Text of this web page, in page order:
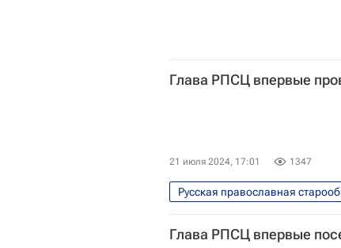
Глава РПСЦ впервые
21 июля 2024, 17:01 1347
Русская православная
Москва
Африка
Глава РПСЦ впервые